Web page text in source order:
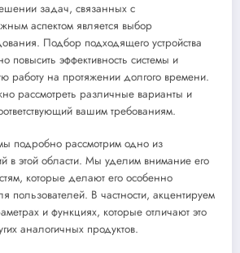
задач, связанных с
аспектом является выбор
Подбор подходящего устройства
повысить эффективность системы и
работу на протяжении долгого времени.
рассмотреть различные варианты и
вашим требованиям.
подробно рассмотрим одно из
в этой области. Мы уделим внимание его
которые делают его особенно
пользователей. В частности, акцентируем
и функциях, которые отличают это
аналогичных продуктов.